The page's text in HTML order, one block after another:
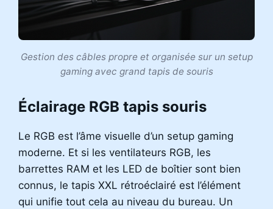
Gestion des câbles propre et organisée sur un setup
gaming avec grand tapis de souris
Éclairage RGB tapis souris
Le RGB est l’âme visuelle d’un setup gaming
moderne. Et si les ventilateurs RGB, les
barrettes RAM et les LED de boîtier sont bien
connus, le tapis XXL rétroéclairé est l’élément
qui unifie tout cela au niveau du bureau. Un